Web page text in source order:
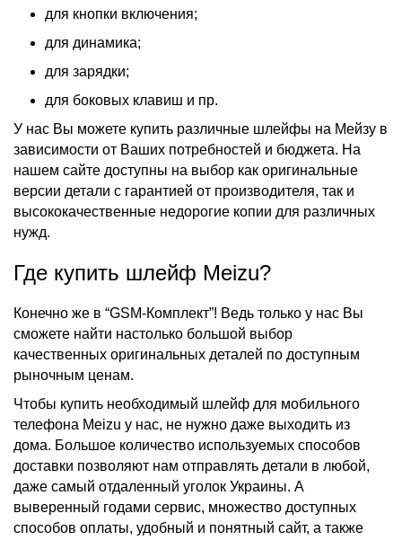
для кнопки включения;
для динамика;
для зарядки;
для боковых клавиш и пр.
У нас Вы можете купить различные шлейфы на Мейзу в
зависимости от Ваших потребностей и бюджета. На
нашем сайте доступны на выбор как оригинальные
версии детали с гарантией от производителя, так и
высококачественные недорогие копии для различных
нужд.
Где купить шлейф Meizu?
Конечно же в “GSM-Комплект”! Ведь только у нас Вы
сможете найти настолько большой выбор
качественных оригинальных деталей по доступным
рыночным ценам.
Чтобы купить необходимый шлейф для мобильного
телефона Meizu у нас, не нужно даже выходить из
дома. Большое количество используемых способов
доставки позволяют нам отправлять детали в любой,
даже самый отдаленный уголок Украины. А
выверенный годами сервис, множество доступных
способов оплаты, удобный и понятный сайт, а также